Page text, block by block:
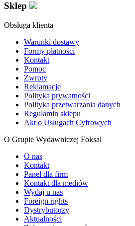
Sklep
Obsługa klienta
Warunki dostawy
Formy płatności
Kontakt
Pomoc
Zwroty
Reklamacje
Polityka prywatności
Polityka przetwarzania danych
Regulamin sklepu
Akt o Usługach Cyfrowych
O Grupie Wydawniczej Foksal
O nas
Kontakt
Panel dla firm
Kontakt dla mediów
Wydaj u nas
Foreign rights
Dystrybutorzy
Aktualności